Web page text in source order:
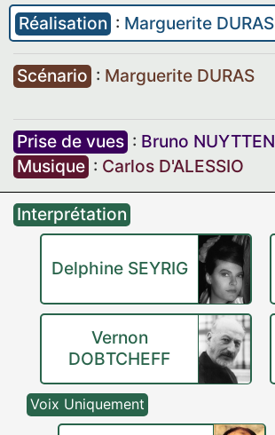
Réalisation : Marguerite DURAS
Scénario : Marguerite DURAS
Prise de vues : Bruno NUYTTEN
Musique : Carlos D'ALESSIO
Interprétation
Delphine SEYRIG
Vernon
DOBTCHEFF
Voix Uniquement